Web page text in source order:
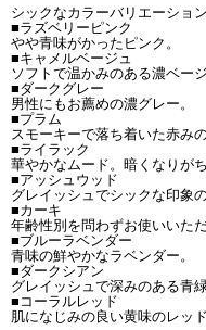
シックなカラーバリエーション
■ラズベリーピンク
やや青味がかったピンク。
■キャメルベージュ
ソフトで温かみのある濃ベージ
■ダークグレー
男性にもお薦めの濃グレー。
■プラム
スモーキーで落ち着いた赤みの
■ライラック
華やかなムード。暗くなりが
■アッシュウッド
グレイッシュでシックな印象
■カーキ
年齢性別を問わずお使いいた
■ブルーラベンダー
青味の鮮やかなラベンダー。
■ダークシアン
グレイッシュで深みのある青緑
■コーラルレッド
肌になじみの良い黄味のレッド